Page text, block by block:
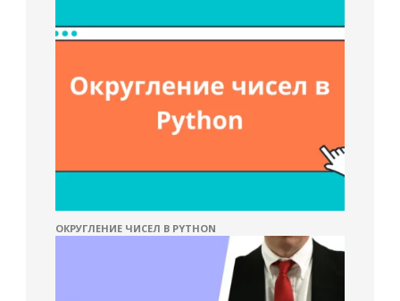
ОКРУГЛЕНИЕ ЧИСЕЛ В PYTHON